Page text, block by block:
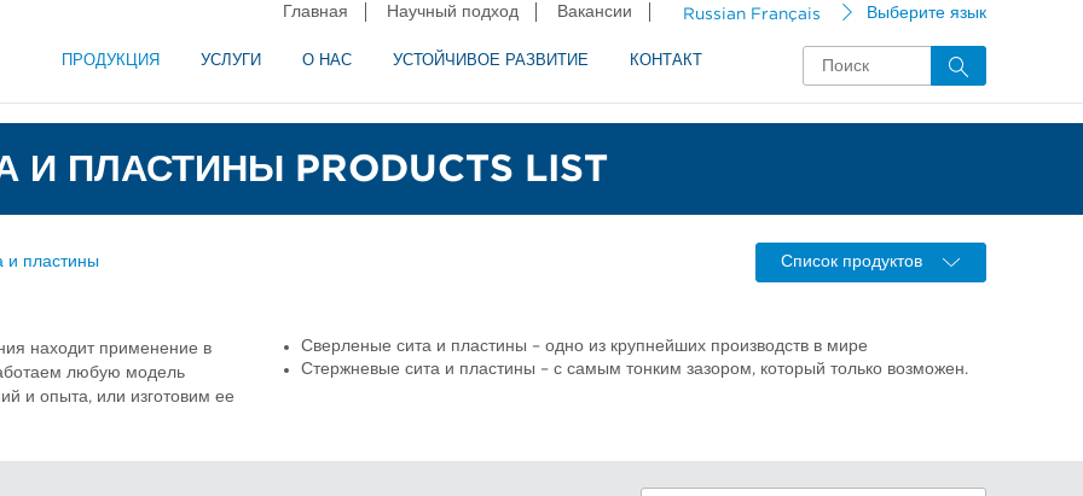
Russian Français Выберите язык
Главная Научный подход Вакансии
ПРОДУКЦИЯ УСЛУГИ О НАС УСТОЙЧИВОЕ РАЗВИТИЕ КОНТАКТ
ПЛАСТИНЫ PRODUCTS LIST
и пластины Список продуктов
находит применение в
любую модель
и опыта, или изготовим ее
Сверленые сита и пластины – одно из крупнейших производств в мире
Стержневые сита и пластины – с самым тонким зазором, который только возможен.